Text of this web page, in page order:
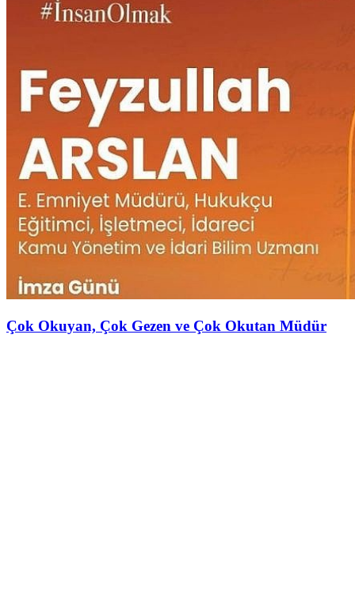
Çok Okuyan, Çok Gezen ve Çok Okutan Müdür